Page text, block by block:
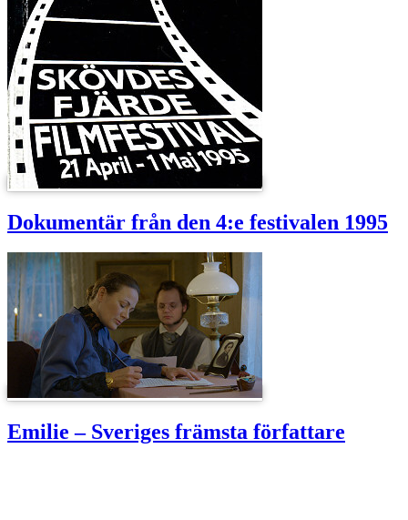
Dokumentär från den 4:e festivalen 1995
Emilie – Sveriges främsta författare